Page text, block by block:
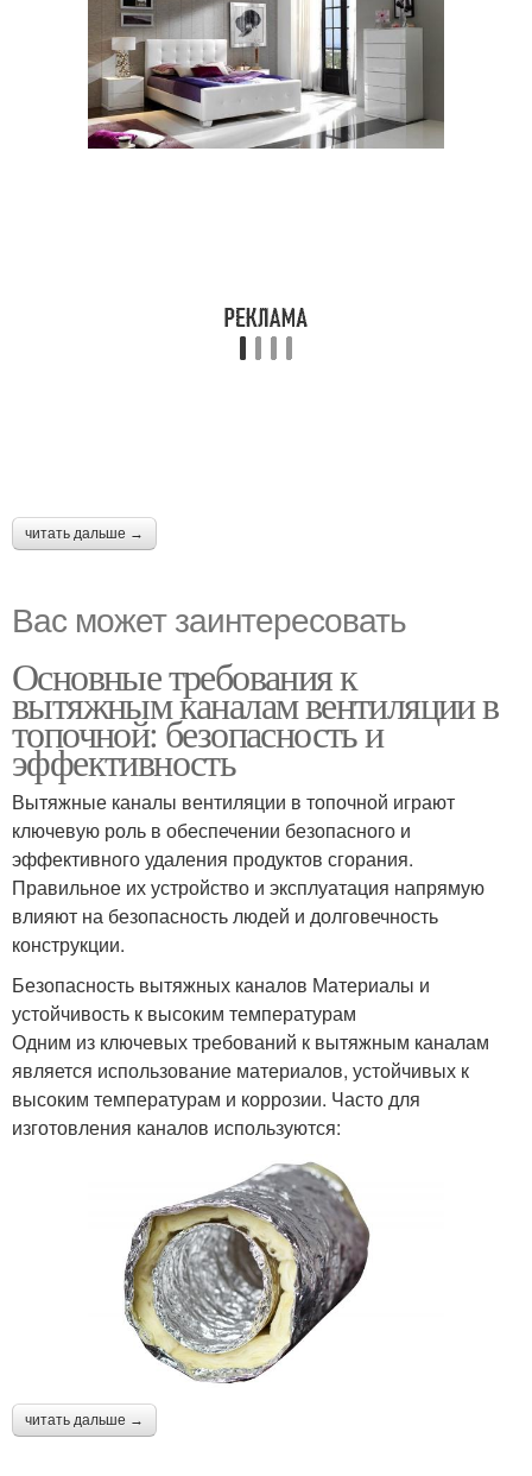
читать дальше →
Вас может заинтересовать
Основные требования к
вытяжным каналам вентиляции в
топочной: безопасность и
эффективность
Вытяжные каналы вентиляции в топочной играют
ключевую роль в обеспечении безопасного и
эффективного удаления продуктов сгорания.
Правильное их устройство и эксплуатация напрямую
влияют на безопасность людей и долговечность
конструкции.
Безопасность вытяжных каналов Материалы и
устойчивость к высоким температурам
Одним из ключевых требований к вытяжным каналам
является использование материалов, устойчивых к
высоким температурам и коррозии. Часто для
изготовления каналов используются:
читать дальше →